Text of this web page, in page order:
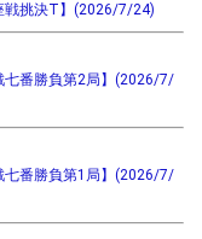
戦挑決T】(2026/7/24)
七番勝負第2局】(2026/7/
七番勝負第1局】(2026/7/